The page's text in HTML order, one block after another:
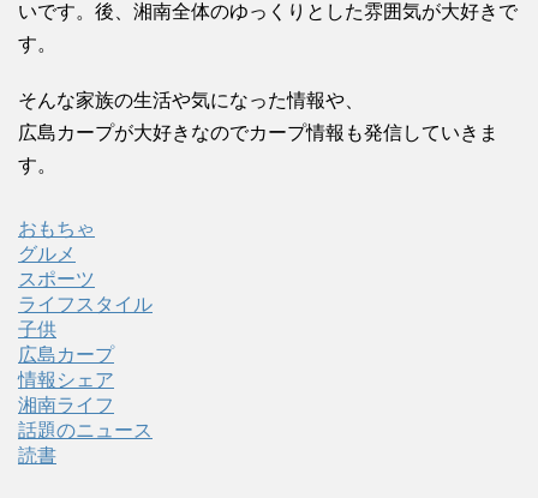
いです。後、湘南全体のゆっくりとした雰囲気が大好きで
す。
そんな家族の生活や気になった情報や、
広島カープが大好きなのでカープ情報も発信していきま
す。
おもちゃ
グルメ
スポーツ
ライフスタイル
子供
広島カープ
情報シェア
湘南ライフ
話題のニュース
読書